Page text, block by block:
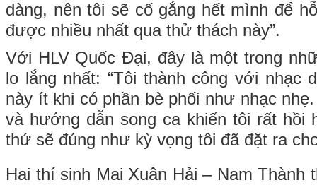
dàng, nên tôi sẽ cố gắng hết mình để
được nhiều nhất qua thử thách này”.
Với HLV Quốc Đại, đây là một trong
lo lắng nhất: “Tôi thành công với nhạc
này ít khi có phần bè phối như nhạc
và hướng dẫn song ca khiến tôi rất hồi
thứ sẽ đúng như kỳ vọng tôi đã đặt ra
Hai thí sinh Mai Xuân Hải – Nam Thành